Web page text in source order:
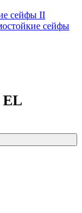
сейфы II
сейфы